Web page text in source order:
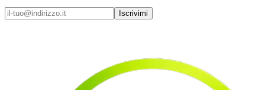
Iscrivimi